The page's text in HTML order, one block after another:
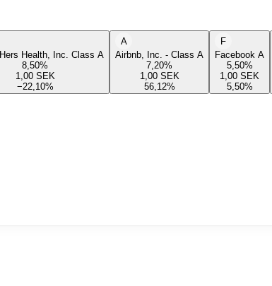
Health, Inc. Class A
8,50%
1,00 SEK
−22,10%
A
Airbnb, Inc. - Class A
7,20%
1,00 SEK
56,12%
F
Facebook A
5,50%
1,00 SEK
5,50%